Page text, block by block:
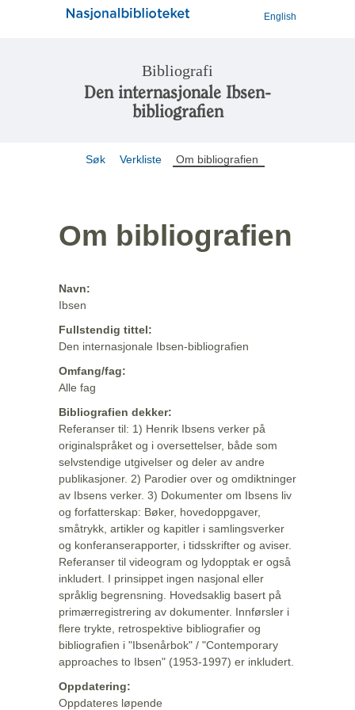
English
Bibliografi
Den internasjonale Ibsen-
bibliografien
Søk Verkliste Om bibliografien
Om bibliografien
Navn:
Ibsen
Fullstendig tittel:
Den internasjonale Ibsen-bibliografien
Omfang/fag:
Alle fag
Bibliografien dekker:
Referanser til: 1) Henrik Ibsens verker på
originalspråket og i oversettelser, både som
selvstendige utgivelser og deler av andre
publikasjoner. 2) Parodier over og omdiktninger
av Ibsens verker. 3) Dokumenter om Ibsens liv
og forfatterskap: Bøker, hovedoppgaver,
småtrykk, artikler og kapitler i samlingsverker
og konferanserapporter, i tidsskrifter og aviser.
Referanser til videogram og lydopptak er også
inkludert. I prinsippet ingen nasjonal eller
språklig begrensning. Hovedsaklig basert på
primærregistrering av dokumenter. Innførsler i
flere trykte, retrospektive bibliografier og
bibliografien i "Ibsenårbok" / "Contemporary
approaches to Ibsen" (1953-1997) er inkludert.
Oppdatering:
Oppdateres løpende